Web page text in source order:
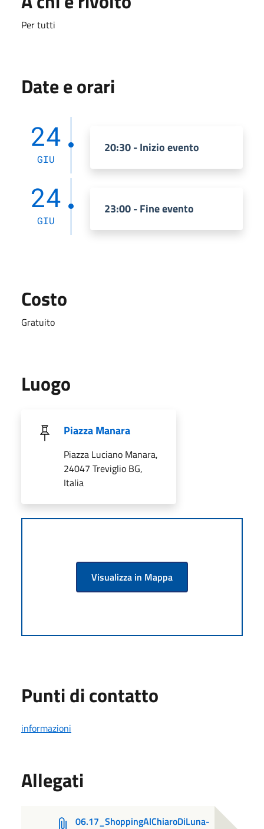
Per tutti
Date e orari
24
GIU
20:30 - Inizio evento
24
GIU
23:00 - Fine evento
Costo
Gratuito
Luogo
Piazza Manara
Piazza Luciano Manara,
24047 Treviglio BG,
Italia
Visualizza in Mappa
Punti di contatto
informazioni
Allegati
06.17_ShoppingAlChiaroDiLuna-